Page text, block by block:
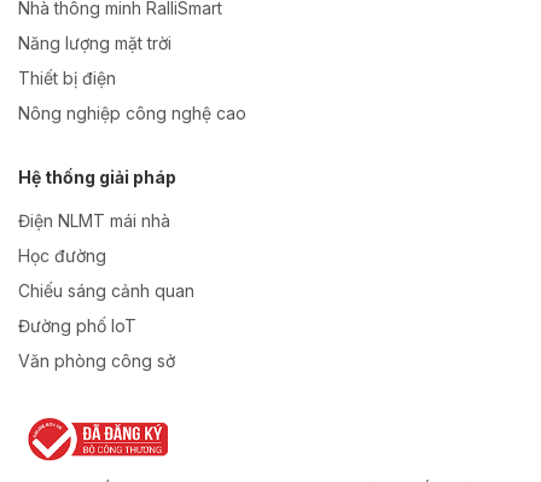
Nhà thông minh RalliSmart
Năng lượng mặt trời
Thiết bị điện
Nông nghiệp công nghệ cao
Hệ thống giải pháp
Điện NLMT mái nhà
Học đường
Chiếu sáng cảnh quan
Đường phố IoT
Văn phòng công sở